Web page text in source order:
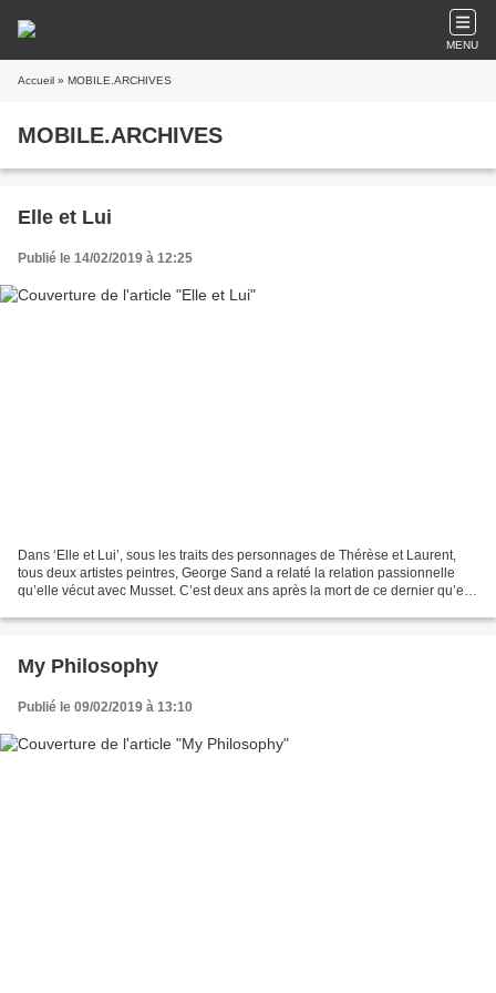
MENU
Accueil » MOBILE.ARCHIVES
MOBILE.ARCHIVES
Elle et Lui
Publié le 14/02/2019 à 12:25
Dans ‘Elle et Lui’, sous les traits des personnages de Thérèse et Laurent,
tous deux artistes peintres, George Sand a relaté la relation passionnelle
qu’elle vécut avec Musset. C’est deux ans après la mort de ce dernier qu’elle
My Philosophy
Publié le 09/02/2019 à 13:10